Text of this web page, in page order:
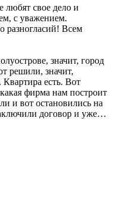
любят свое дело и
с уважением.
разногласий! Всем
значит, город
решили, значит,
есть. Вот
фирма нам построит
и вот остановились на
договор и уже…